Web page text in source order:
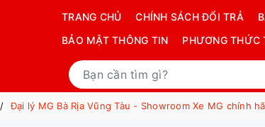
TRANG CHỦ CHÍNH SÁCH ĐỔI TRẢ
BẢO MẬT THÔNG TIN
PHƯƠNG THỨC
Đại lý MG Bà Rịa Vũng Tàu - Showroom Xe MG chính